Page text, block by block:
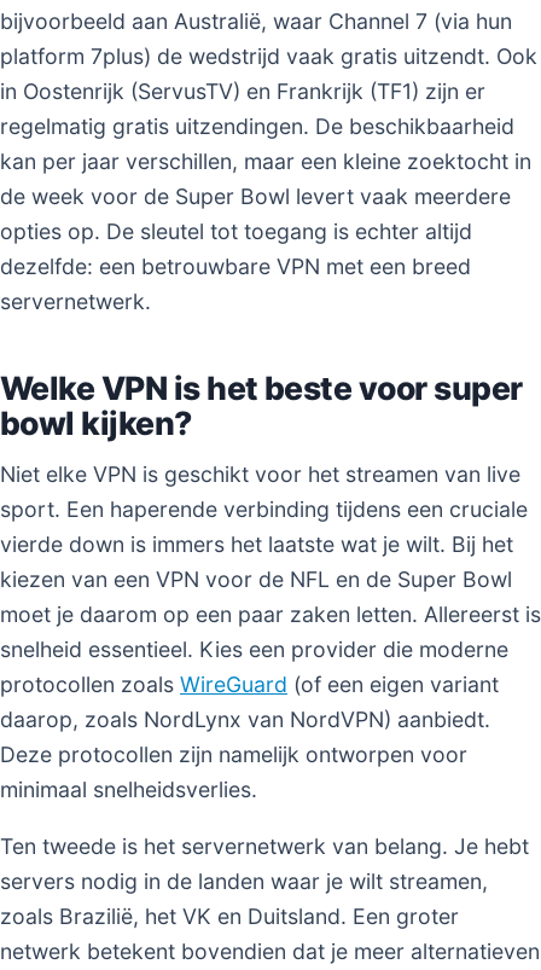
bijvoorbeeld aan Australië, waar Channel 7 (via hun
platform 7plus) de wedstrijd vaak gratis uitzendt. Ook
in Oostenrijk (ServusTV) en Frankrijk (TF1) zijn er
regelmatig gratis uitzendingen. De beschikbaarheid
kan per jaar verschillen, maar een kleine zoektocht in
de week voor de Super Bowl levert vaak meerdere
opties op. De sleutel tot toegang is echter altijd
dezelfde: een betrouwbare VPN met een breed
servernetwerk.
Welke VPN is het beste voor super
bowl kijken?
Niet elke VPN is geschikt voor het streamen van live
sport. Een haperende verbinding tijdens een cruciale
vierde down is immers het laatste wat je wilt. Bij het
kiezen van een VPN voor de NFL en de Super Bowl
moet je daarom op een paar zaken letten. Allereerst is
snelheid essentieel. Kies een provider die moderne
protocollen zoals WireGuard (of een eigen variant
daarop, zoals NordLynx van NordVPN) aanbiedt.
Deze protocollen zijn namelijk ontworpen voor
minimaal snelheidsverlies.
Ten tweede is het servernetwerk van belang. Je hebt
servers nodig in de landen waar je wilt streamen,
zoals Brazilië, het VK en Duitsland. Een groter
netwerk betekent bovendien dat je meer alternatieven